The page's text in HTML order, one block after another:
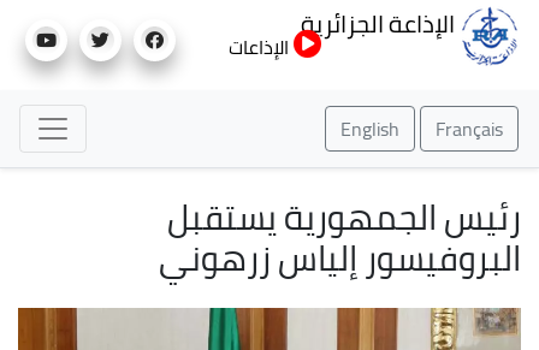
إلى
الإذاعة الجزائرية
الإذاعات
Français
English
رئيس الجمهورية يستقبل
البروفيسور إلياس زرهوني